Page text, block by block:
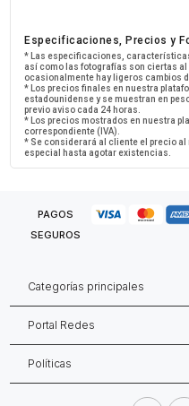
Especificaciones, Precios y
* Las especificaciones,
así como las fotografías son ciertas
ocasionalmente hay ligeros cambios
* Los precios finales en nuestra
estadounidense y se muestran en
previo aviso cada 24 horas.
* Los precios mostrados en nuestra
correspondiente (IVA).
* Se considerará al cliente el precio
especial hasta agotar existencias.
PAGOS
SEGUROS
Categorías principales
Portal Redes
Políticas